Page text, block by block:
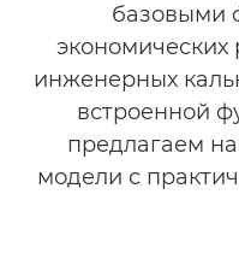
базовыми
экономических
инженерных
встроенной
предлагаем
модели с